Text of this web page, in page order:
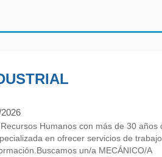
Humanos con más de 30 años
en ofrecer servicios de trabajo
un/a MECÁNICO/A